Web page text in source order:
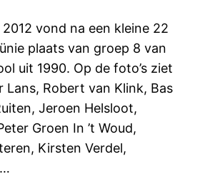
vond na een kleine 22
plaats van groep 8 van
uit 1990. Op de foto’s ziet
Lans, Robert van Klink, Bas
Jeroen Helsloot,
Groen In ’t Woud,
Kirsten Verdel,